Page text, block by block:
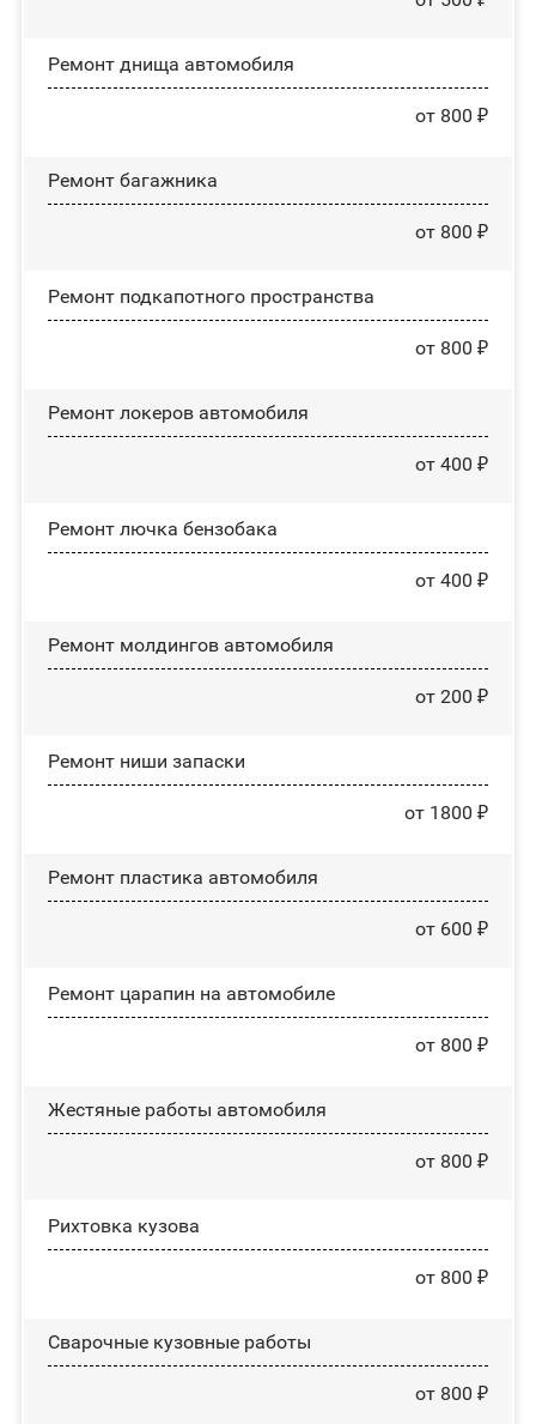
Ремонт днища автомобиля
от 800 ₽
Ремонт багажника
от 800 ₽
Ремонт подкапотного пространства
от 800 ₽
Ремонт лoĸepoв автомобиля
от 400 ₽
Ремонт лючка бензобака
от 400 ₽
Ремонт молдингов автомобиля
от 200 ₽
Ремонт ниши запаски
от 1800 ₽
Ремонт пластика автомобиля
от 600 ₽
Ремонт царапин на автомобиле
от 800 ₽
Жестяные работы автомобиля
от 800 ₽
Рихтовка кузова
от 800 ₽
Сварочные кузовные работы
от 800 ₽